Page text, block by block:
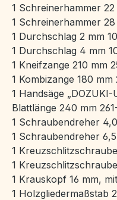
1 Schreinerhammer 22
1 Schreinerhammer
1 Durchschlag 2 mm
1 Durchschlag 4 mm
1 Kneifzange 210 mm
1 Kombizange 180 mm
1 Handsäge „DOZUKI-
Blattlänge 240 mm
1 Schraubendreher
1 Schraubendreher
1
1
1 Krauskopf 16 mm,
1 Holzgliedermaßstab